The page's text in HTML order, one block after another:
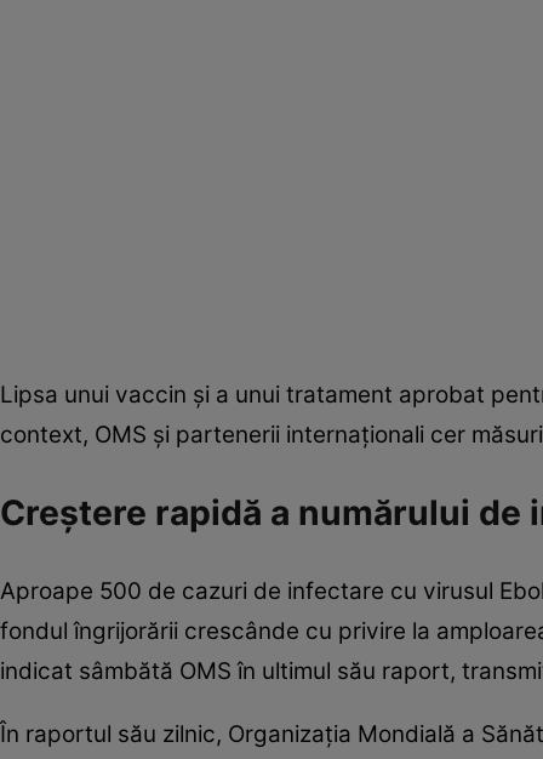
Lipsa unui vaccin și a unui tratament aprobat
context, OMS și partenerii internaționali cer
Creștere rapidă a numărului de
Aproape 500 de cazuri de infectare cu virusul
fondul îngrijorării crescânde cu privire la
indicat sâmbătă OMS în ultimul său raport,
În raportul său zilnic, Organizaţia Mondială a